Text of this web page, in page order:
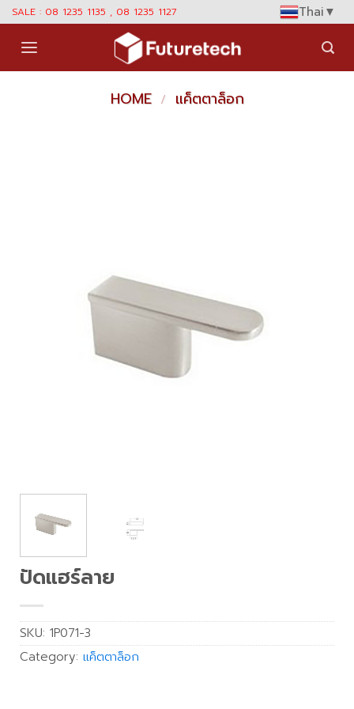
Skip
content
SALE : 08 1235 1135 , 08 1235 1127 Thai▼
HOME / แค็ตตาล็อก
ปัดแฮร์ลาย
SKU: 1P071-3
Category: แค็ตตาล็อก